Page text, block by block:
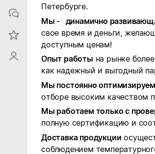
Contacts
Reviews
ProfileSaby
Петербурге.
Мы - динамично
свое время и деньги,
доступным ценам!
Опыт работы на рынке
как надежный и выгодный
Мы постоянно оптимизируем
отборе высоким качеством
Мы работаем только с
полную сертификацию и
Доставка продукции
соблюдением